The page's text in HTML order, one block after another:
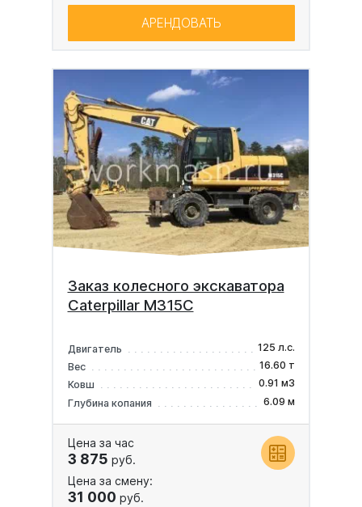
АРЕНДОВАТЬ
Заказ колесного экскаватора
Caterpillar M315C
Двигатель
125 л.с.
Вес
16.60 т
Ковш
0.91 м3
Глубина копания
6.09 м
Цена за час
3 875 руб.
Цена за смену:
31 000 руб.